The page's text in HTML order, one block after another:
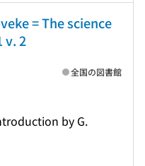
= The science
v. 2
by G.
全国の図書館